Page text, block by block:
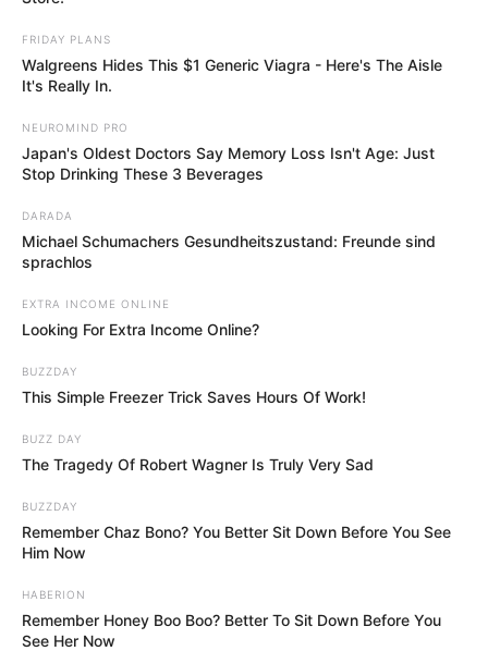
FRIDAY PLANS
Walgreens Hides This $1 Generic Viagra - Here's The Aisle
It's Really In.
NEUROMIND PRO
Japan's Oldest Doctors Say Memory Loss Isn't Age: Just
Stop Drinking These 3 Beverages
DARADA
Michael Schumachers Gesundheitszustand: Freunde sind
sprachlos
EXTRA INCOME ONLINE
Looking For Extra Income Online?
BUZZDAY
This Simple Freezer Trick Saves Hours Of Work!
BUZZ DAY
The Tragedy Of Robert Wagner Is Truly Very Sad
BUZZDAY
Remember Chaz Bono? You Better Sit Down Before You See
Him Now
HABERION
Remember Honey Boo Boo? Better To Sit Down Before You
See Her Now